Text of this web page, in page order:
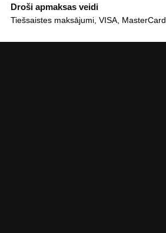
Droši apmaksas veidi
Tiešsaistes maksājumi, VISA, MasterCard.